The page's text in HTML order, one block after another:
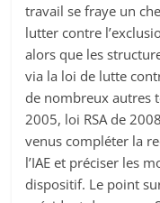
travail se fraye un
lutter contre
alors que les
via la loi de lutte
de nombreux autres
2005, loi RSA de
venus compléter la
l’IAE et préciser les
dispositif. Le point